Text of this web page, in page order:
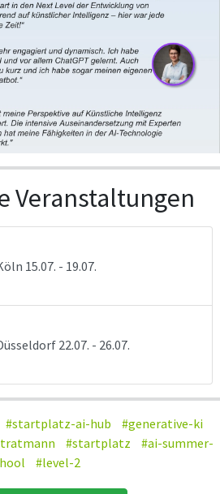
Veranstaltungen
15.07. - 19.07.
22.07. - 26.07.
#startplatz-ai-hub
#generative-ki
#startplatz
#ai-summer-
#level-2